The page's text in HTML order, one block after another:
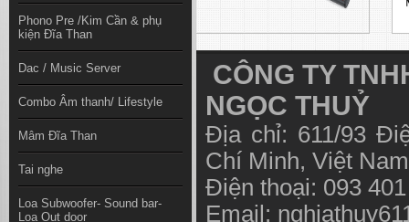
Phono Pre /Kim Cần & phụ
kiện Đĩa Than
Dac / Music Server
Combo Âm thanh/ Lifestyle
Mâm Đĩa Than
Tai nghe
Loa Subwoofer- Sound bar-
Loa Out door
CÔNG TY
NGỌC THUỶ
Địa chỉ: 611/93
Chí Minh, Việt
Điện thoại: 093
Email: